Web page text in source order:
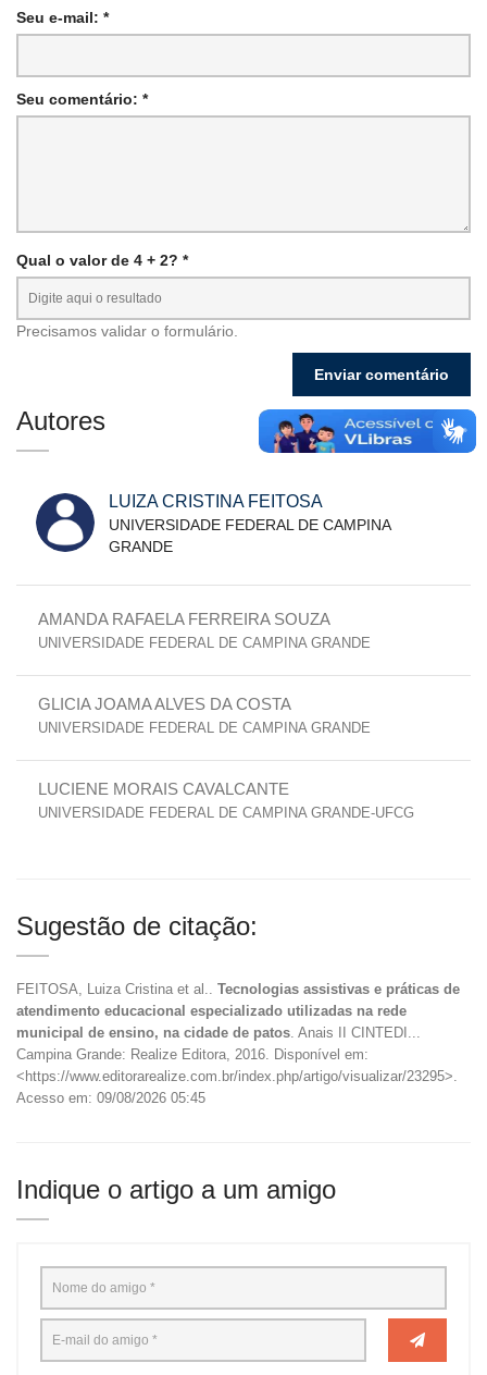
Seu e-mail: *
Seu comentário: *
Qual o valor de 4 + 2? *
Precisamos validar o formulário.
Autores
LUIZA CRISTINA FEITOSA
UNIVERSIDADE FEDERAL DE CAMPINA
GRANDE
AMANDA RAFAELA FERREIRA SOUZA
UNIVERSIDADE FEDERAL DE CAMPINA GRANDE
GLICIA JOAMA ALVES DA COSTA
UNIVERSIDADE FEDERAL DE CAMPINA GRANDE
LUCIENE MORAIS CAVALCANTE
UNIVERSIDADE FEDERAL DE CAMPINA GRANDE-UFCG
Sugestão de citação:
FEITOSA, Luiza Cristina et al.. Tecnologias assistivas e práticas de
atendimento educacional especializado utilizadas na rede
municipal de ensino, na cidade de patos . Anais II CINTEDI...
Campina Grande: Realize Editora, 2016. Disponível em:
<https://www.editorarealize.com.br/index.php/artigo/visualizar/23295>.
Acesso em: 09/08/2026 05:45
Indique o artigo a um amigo